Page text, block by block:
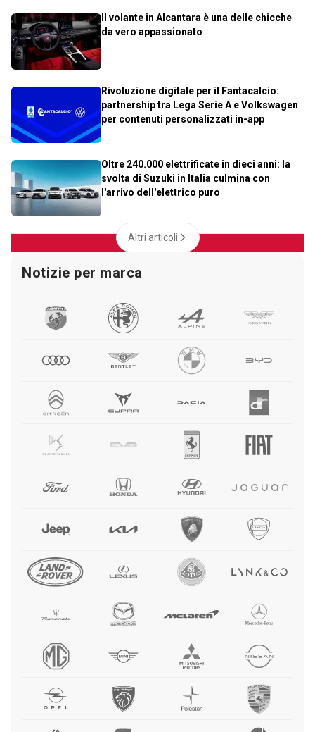
Il volante in Alcantara è una delle chicche
da vero appassionato
Rivoluzione digitale per il Fantacalcio:
partnership tra Lega Serie A e Volkswagen
per contenuti personalizzati in-app
Oltre 240.000 elettrificate in dieci anni: la
svolta di Suzuki in Italia culmina con
l'arrivo dell'elettrico puro
Altri articoli
Notizie per marca